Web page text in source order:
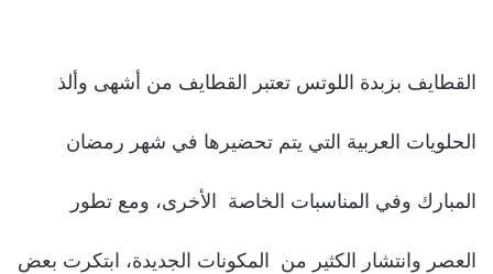
القطايف بزبدة اللوتس تعتبر القطايف من أشهى وألذ
الحلويات العربية التي يتم تحضيرها في شهر رمضان
المبارك وفي المناسبات الخاصة الأخرى، ومع تطور
العصر وانتشار الكثير من المكونات الجديدة، ابتكرت بعض